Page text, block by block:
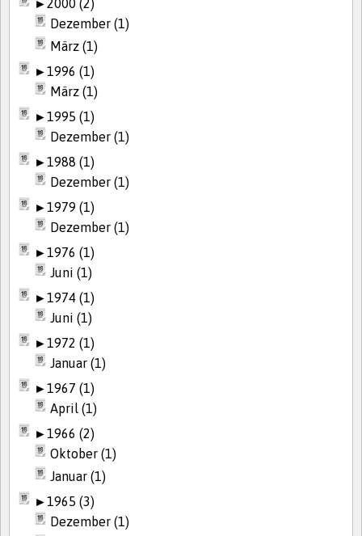
►2000 (2)
Dezember (1)
März (1)
►1996 (1)
März (1)
►1995 (1)
Dezember (1)
►1988 (1)
Dezember (1)
►1979 (1)
Dezember (1)
►1976 (1)
Juni (1)
►1974 (1)
Juni (1)
►1972 (1)
Januar (1)
►1967 (1)
April (1)
►1966 (2)
Oktober (1)
Januar (1)
►1965 (3)
Dezember (1)